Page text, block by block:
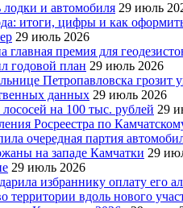
и автомобиля 29 июль
итоги, цифры и как
29 июль 2026
премия для
годовой план 29 июль 2026
Петропавловска грозит
данных 29 июль 2026
на 100 тыс. рублей 29
Росреестра по
очередная партия
на западе Камчатки 29
29 июль 2026
избраннику оплату его
территории вдоль нового